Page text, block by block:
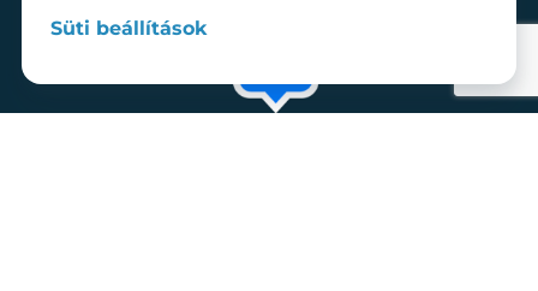
Süti beállítások